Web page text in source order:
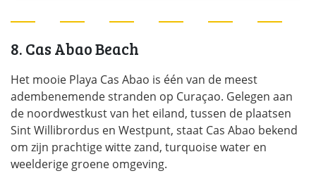
8. Cas Abao Beach
Het mooie Playa Cas Abao is één van de meest
adembenemende stranden op Curaçao. Gelegen aan
de noordwestkust van het eiland, tussen de plaatsen
Sint Willibrordus en Westpunt, staat Cas Abao bekend
om zijn prachtige witte zand, turquoise water en
weelderige groene omgeving.